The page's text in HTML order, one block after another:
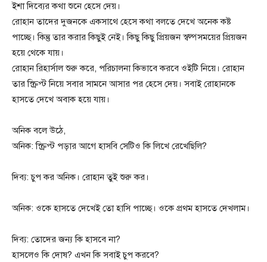
ইশা দিব্যের কথা শুনে হেসে দেয়।
রোহান তাদের দুজনকে একসাথে হেসে কথা বলতে দেখে অনেক কষ্ট
পাচ্ছে। কিন্তু তার করার কিছুই নেই। কিছু কিছু প্রিয়জন স্বল্পসময়ের প্রিয়জন
হয়ে থেকে যায়।
রোহান রিহার্সাল শুরু করে, পরিচালনা কিভাবে করবে ওইটি নিয়ে। রোহান
তার স্ক্রিপ্ট নিয়ে সবার সামনে আসার পর হেসে দেয়। সবাই রোহানকে
হাসতে দেখে অবাক হয়ে যায়।
অনিক বলে উঠে,
অনিক: স্ক্রিপ্ট পড়ার আগে হাসবি সেটিও কি লিখে রেখেছিলি?
দিব্য: চুপ কর অনিক। রোহান তুই শুরু কর।
অনিক: ওকে হাসতে দেখেই তো হাসি পাচ্ছে। ওকে প্রথম হাসতে দেখলাম।
দিব্য: তোদের জন্য কি হাসবে না?
হাসলেও কি দোষ? এখন কি সবাই চুপ করবে?